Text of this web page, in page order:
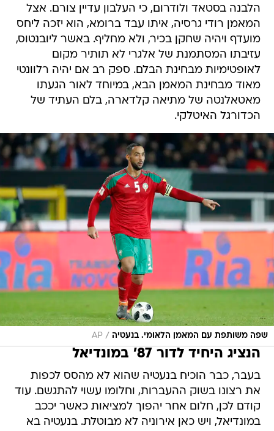
הלבנה בסטאד ולודרום, כי העלבון עדיין צורם. אצל
המאמן רודי גרסיה, איתו עבד ברומא, הוא יזכה ליחס
מועדף ויהיה שחקן בכיר, ולא מחליף. באשר ליובנטוס,
עזיבתו המסתמנת של אלגרי לא תותיר מקום
לאופטימיות מבחינת הבלם. ספק רב אם יהיה רלוונטי
מאוד מבחינת המאמן הבא, במיוחד לאור הגעתו
מאטאלנטה של מתיאה קלדארה, בלם העתיד של
הכדורגל האיטלקי.
שפה משותפת עם המאמן הלאומי. בנעטיה /
AP
הנציג היחיד לדור 87' במונדיאל
בעבר, כבר הוכיח בנעטיה שהוא לא מהסס לכפות
את רצונו בשוק ההעברות, וחלומו עשוי להתגשם. עוד
קודם לכן, חלום אחר יהפוך למציאות כאשר יככב
במונדיאל, ויש כאן אירוניה לא מבוטלת. בנעטיה בא